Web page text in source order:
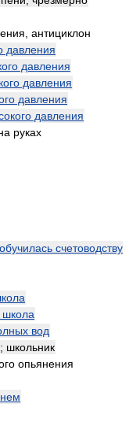
антициклон
давления
давления
давления
давления
давления
руках
счетоводству
школа
вод
школьник
опьянения